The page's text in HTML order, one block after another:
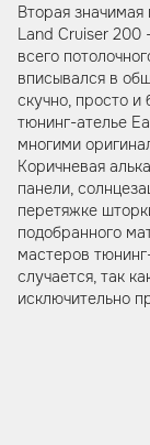
Вторая
Land Cruiser 200
всего
вписывался в
скучно, просто и
тюнинг-ателье
многими
Коричневая
панели,
перетяжке
подобранного
мастеров
случается, так
исключительно